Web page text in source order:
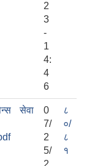
2
3
-
1
4:
4
6
सेवा
0
7/
2
5/
८
०/
८
१